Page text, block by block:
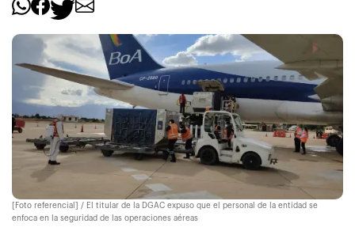
[Foto referencial] / El titular de la DGAC expuso que el personal de la entidad se
enfoca en la seguridad de las operaciones aéreas